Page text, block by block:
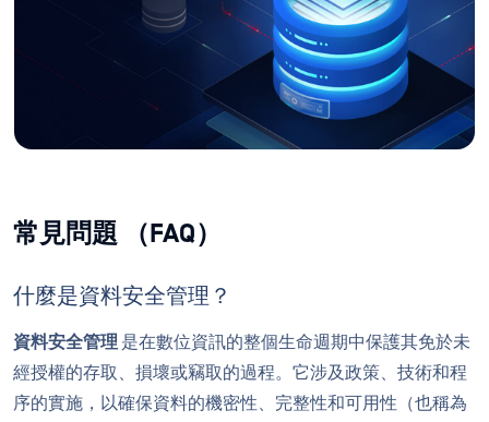
常見問題 （FAQ）
什麼是資料安全管理？
資料安全管理 是在數位資訊的整個生命週期中保護其免於未
經授權的存取、損壞或竊取的過程。它涉及政策、技術和程
序的實施，以確保資料的機密性、完整性和可用性（也稱為